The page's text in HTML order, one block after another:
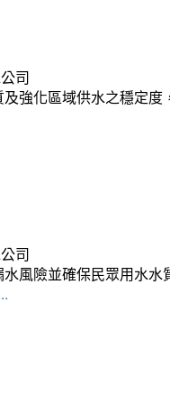
司
強化區域供水之穩定
司
風險並確保民眾用水